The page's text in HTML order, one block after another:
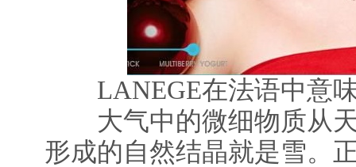
LANEGE在法语中意味
大气中的微细物质从天
形成的自然结晶就是雪。